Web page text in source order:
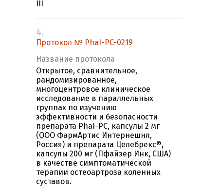
4.
Протокол № PhaI-PC-0219
Название протокола
Открытое, сравнительное,
рандомизированное,
многоцентровое клиническое
исследование в параллельных
группах по изучению
эффективности и безопасности
препарата PhaI-PC, капсулы 2 мг
(ООО ФармАртис Интернешнл,
Россия) и препарата Целебрекс®,
капсулы 200 мг (Пфайзер Инк, США)
в качестве симптоматической
терапии остеоартроза коленных
суставов.